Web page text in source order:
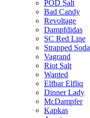
POD Salt
Bad Candy
Revoltage
Dampfdidas
SC Red Line
Strapped Soda
Vagrand
Riot Salt
Wanted
Elfbar Elfliq
Dinner Lady
McDampfer
Kapkas